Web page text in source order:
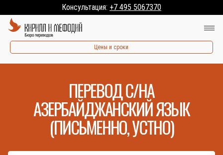
Консультация: +7 495 5067370
Цены и сроки
ПЕРЕВОД С/НА
АЗЕРБАЙДЖАНСКИЙ ЯЗЫК
(ПИСЬМЕННО, УСТНО)